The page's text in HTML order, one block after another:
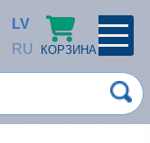
LV
RU
КОРЗИНА